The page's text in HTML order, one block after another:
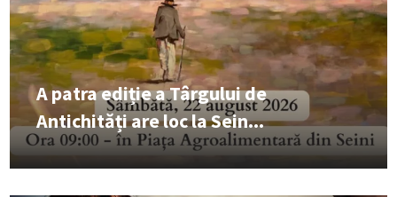
A patra ediție a Târgului de
Antichități are loc la Sein...